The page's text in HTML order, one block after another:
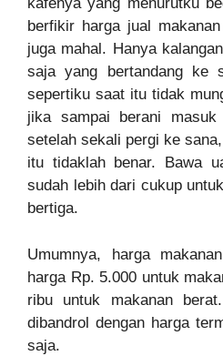
berfikir harga jual
juga mahal. Hanya
saja yang bertandang ke
sepertiku saat itu tidak
jika sampai berani
setelah sekali pergi ke
itu tidaklah benar. Bawa
sudah lebih dari cukup
bertiga.
Umumnya, harga
harga Rp. 5.000 untuk
ribu untuk makanan
dibandrol dengan harga
saja.